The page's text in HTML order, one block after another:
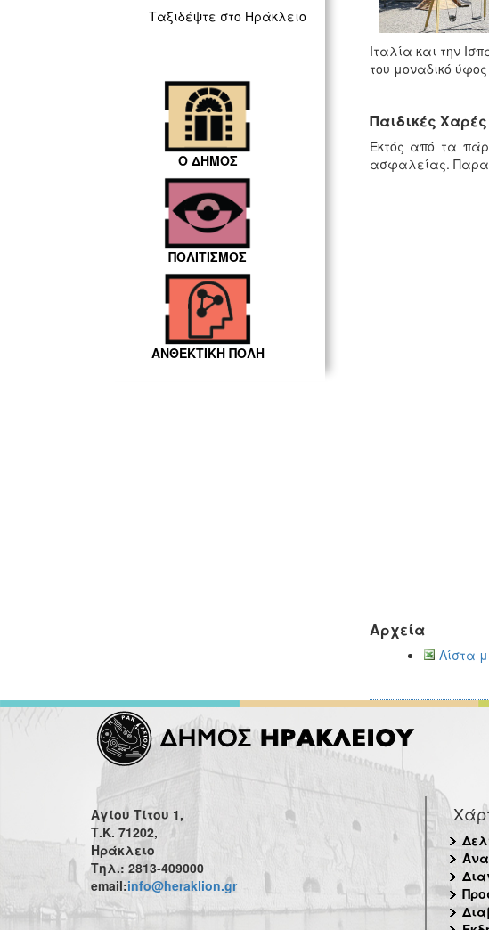
Ταξιδέψτε στο Ηράκλειο
Ο ΔΗΜΟΣ
ΠΟΛΙΤΙΣΜΟΣ
ΑΝΘΕΚΤΙΚΗ ΠΟΛΗ
Ιταλία και την
του μοναδικό
Παιδικές Χαρές
Εκτός από τα
ασφαλείας.
Αρχεία
Λίστα
Αγίου Τίτου 1,
Τ.Κ. 71202,
Ηράκλειο
Τηλ.: 2813-409000
email:info@heraklion.gr